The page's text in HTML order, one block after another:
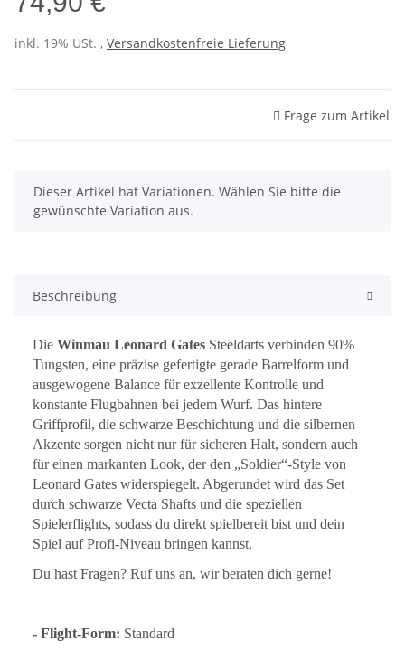
inkl. 19% USt. , Versandkostenfreie Lieferung
Frage zum Artikel
x
Dieser Artikel hat Variationen. Wählen Sie bitte die
gewünschte Variation aus.
Beschreibung
Die Winmau Leonard Gates Steeldarts verbinden 90%
Tungsten, eine präzise gefertigte gerade Barrelform und
ausgewogene Balance für exzellente Kontrolle und
konstante Flugbahnen bei jedem Wurf. Das hintere
Griffprofil, die schwarze Beschichtung und die silbernen
Akzente sorgen nicht nur für sicheren Halt, sondern auch
für einen markanten Look, der den „Soldier“-Style von
Leonard Gates widerspiegelt. Abgerundet wird das Set
durch schwarze Vecta Shafts und die speziellen
Spielerflights, sodass du direkt spielbereit bist und dein
Spiel auf Profi-Niveau bringen kannst.
Du hast Fragen? Ruf uns an, wir beraten dich gerne!
- Flight-Form: Standard